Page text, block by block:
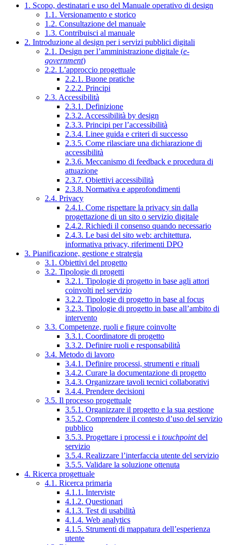
1. Scopo, destinatari e uso del Manuale operativo di design
1.1. Versionamento e storico
1.2. Consultazione del manuale
1.3. Contribuisci al manuale
2. Introduzione al design per i servizi pubblici digitali
2.1. Design per l’amministrazione digitale (e-
government)
2.2. L’approccio progettuale
2.2.1. Buone pratiche
2.2.2. Principi
2.3. Accessibilità
2.3.1. Definizione
2.3.2. Accessibilità by design
2.3.3. Principi per l’accessibilità
2.3.4. Linee guida e criteri di successo
2.3.5. Come rilasciare una dichiarazione di
accessibilità
2.3.6. Meccanismo di feedback e procedura di
attuazione
2.3.7. Obiettivi accessibilità
2.3.8. Normativa e approfondimenti
2.4. Privacy
2.4.1. Come rispettare la privacy sin dalla
progettazione di un sito o servizio digitale
2.4.2. Richiedi il consenso quando necessario
2.4.3. Le basi del sito web: architettura,
informativa privacy, riferimenti DPO
3. Pianificazione, gestione e strategia
3.1. Obiettivi del progetto
3.2. Tipologie di progetti
3.2.1. Tipologie di progetto in base agli attori
coinvolti nel servizio
3.2.2. Tipologie di progetto in base al focus
3.2.3. Tipologie di progetto in base all’ambito di
intervento
3.3. Competenze, ruoli e figure coinvolte
3.3.1. Coordinatore di progetto
3.3.2. Definire ruoli e responsabilità
3.4. Metodo di lavoro
3.4.1. Definire processi, strumenti e rituali
3.4.2. Curare la documentazione di progetto
3.4.3. Organizzare tavoli tecnici collaborativi
3.4.4. Prendere decisioni
3.5. Il processo progettuale
3.5.1. Organizzare il progetto e la sua gestione
3.5.2. Comprendere il contesto d’uso del servizio
pubblico
3.5.3. Progettare i processi e i touchpointdel
servizio
3.5.4. Realizzare l’interfaccia utente del servizio
3.5.5. Validare la soluzione ottenuta
4. Ricerca progettuale
4.1. Ricerca primaria
4.1.1. Interviste
4.1.2. Questionari
4.1.3. Test di usabilità
4.1.4. Web analytics
4.1.5. Strumenti di mappatura dell’esperienza
utente